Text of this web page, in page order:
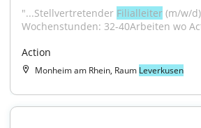
"...Stellvertretender Filialleiter (m/w/
Wochenstunden: 32-40Arbeiten wo
Action
Monheim am Rhein, Raum Leverkusen